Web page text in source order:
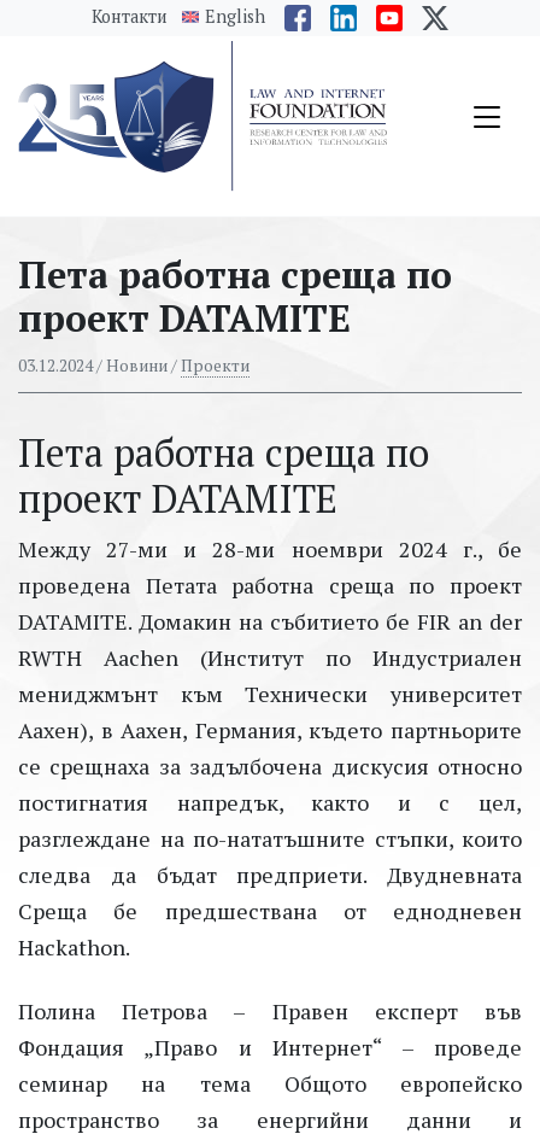
messages.Skip to main content
Контакти English
Пета работна среща по
проект DATAMITE
03.12.2024/ Новини /Проекти
Пета работна среща по
проект DATAMITE
Между27-ми и 28-ми ноември 2024 г., бе
проведена Петата работна среща по проект
DATAMITE. Домакин на събитието бе FIR an der
RWTH Aachen (Институт по
Индустриален
мениджмънт
към Технически
университет
Аахен), вАахен, Германия, където партньорите
се срещнаха за задълбочена дискусия относно
постигнатия
напредък, както и с цел,
разглеждане на по-нататъшните стъпки, които
следва
да бъдат предприети. Двудневната
Среща
бе предшествана от
еднодневен
Hackathon.
Полина Петрова – Правен експерт
във
Фондация „Право иИнтернет“ – проведе
семинар
на тема Общото
европейско
пространство
за енергийни данни и